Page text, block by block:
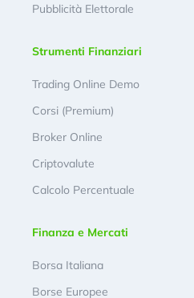
Pubblicità Elettorale
Strumenti Finanziari
Trading Online Demo
Corsi (Premium)
Broker Online
Criptovalute
Calcolo Percentuale
Finanza e Mercati
Borsa Italiana
Borse Europee